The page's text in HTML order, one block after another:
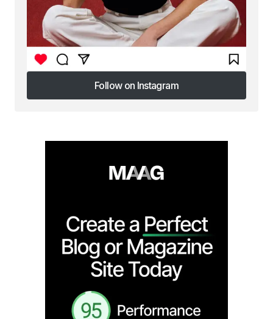
Follow on Instagram
Follow on Instagram